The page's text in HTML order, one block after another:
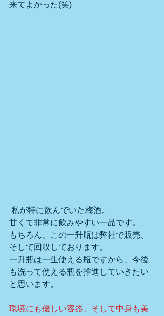
来てよかった(笑)
私が特に飲んでいた梅酒。
甘くて非常に飲みやすい一品です。
もちろん、この一升瓶は弊社で販売、
そして回収しております。
一升瓶は一生使える瓶ですから、今後
も洗って使える瓶を推進していきたい
と思います。
環境にも優しい容器、そして中身も美